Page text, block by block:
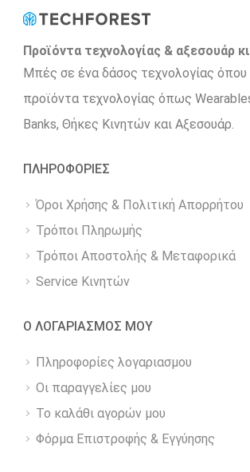
Προϊόντα τεχνολογίας & αξεσουάρ
Μπές σε ένα δάσος τεχνολογίας όπου
προϊόντα τεχνολογίας όπως
Βanks, Θήκες Κινητών και Αξεσουάρ.
ΠΛΗΡΟΦΟΡΙΕΣ
Όροι Χρήσης & Πολιτική Απορρήτου
Τρόποι Πληρωμής
Τρόποι Αποστολής & Μεταφορικά
Service Κινητών
Ο ΛΟΓΑΡΙΑΣΜΟΣ ΜΟΥ
Πληροφορίες λογαριασμου
Οι παραγγελίες μου
Το καλάθι αγορών μου
Φόρμα Επιστροφής & Εγγύησης